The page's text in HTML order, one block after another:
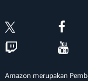
Amazon merupakan